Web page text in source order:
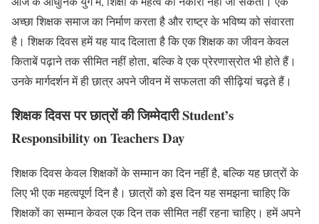
अच्छा शिक्षक समाज का निर्माण करता है और राष्ट्र के भविष्य को संवारता
है। शिक्षक दिवस हमें यह याद दिलाता है कि एक शिक्षक का जीवन केवल
किताबें पढ़ाने तक सीमित नहीं होता, बल्कि वे एक प्रेरणास्रोत भी होते हैं।
उनके मार्गदर्शन में ही छात्र अपने जीवन में सफलता की सीढ़ियां चढ़ते हैं।
शिक्षक दिवस पर छात्रों की जिम्मेदारी Student’s
Responsibility on Teachers Day
शिक्षक दिवस केवल शिक्षकों के सम्मान का दिन नहीं है, बल्कि यह छात्रों के
लिए भी एक महत्वपूर्ण दिन है। छात्रों को इस दिन यह समझना चाहिए कि
शिक्षकों का सम्मान केवल एक दिन तक सीमित नहीं रहना चाहिए। हमें अपने